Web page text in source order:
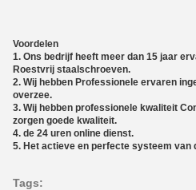
Voordelen
1. Ons bedrijf heeft meer dan 15 jaar
Roestvrij staalschroeven.
2. Wij hebben Professionele ervaren
overzee.
3. Wij hebben professionele kwaliteit
zorgen goede kwaliteit.
4. de 24 uren online dienst.
5. Het actieve en perfecte systeem van
Tags: